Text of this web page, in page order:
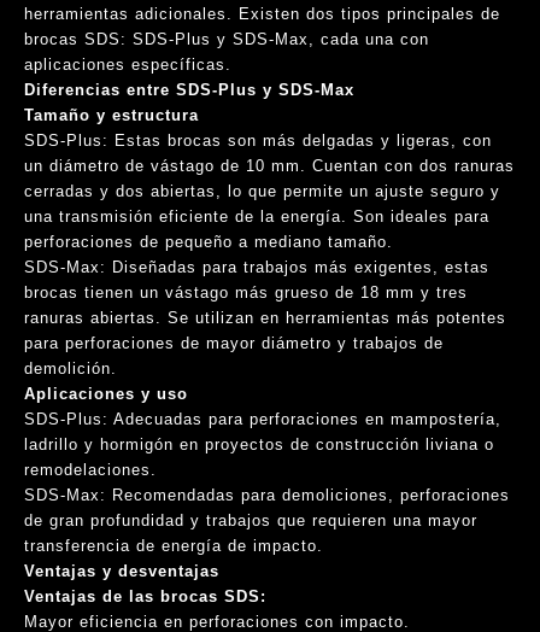
herramientas adicionales. Existen dos tipos principales de
brocas SDS: SDS-Plus y SDS-Max, cada una con
aplicaciones específicas.
Diferencias entre SDS-Plus y SDS-Max
Tamaño y estructura
SDS-Plus: Estas brocas son más delgadas y ligeras, con
un diámetro de vástago de 10 mm. Cuentan con dos ranuras
cerradas y dos abiertas, lo que permite un ajuste seguro y
una transmisión eficiente de la energía. Son ideales para
perforaciones de pequeño a mediano tamaño.
SDS-Max: Diseñadas para trabajos más exigentes, estas
brocas tienen un vástago más grueso de 18 mm y tres
ranuras abiertas. Se utilizan en herramientas más potentes
para perforaciones de mayor diámetro y trabajos de
demolición.
Aplicaciones y uso
SDS-Plus: Adecuadas para perforaciones en mampostería,
ladrillo y hormigón en proyectos de construcción liviana o
remodelaciones.
SDS-Max: Recomendadas para demoliciones, perforaciones
de gran profundidad y trabajos que requieren una mayor
transferencia de energía de impacto.
Ventajas y desventajas
Ventajas de las brocas SDS:
Mayor eficiencia en perforaciones con impacto.